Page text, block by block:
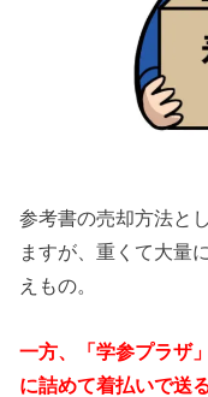
参考書の売却方法と
ますが、重くて大量
えもの。
一方、「学参プラザ
に詰めて着払いで送